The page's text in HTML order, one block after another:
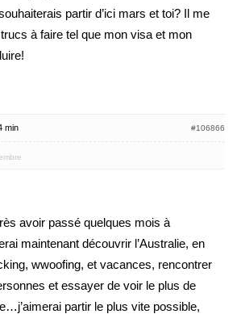
partir d’ici mars et toi? Il me
à faire tel que mon visa et mon
min #106866
avoir passé quelques mois à
maintenant découvrir l’Australie, en
wwoofing, et vacances, rencontrer
et essayer de voir le plus de
partir le plus vite possible,